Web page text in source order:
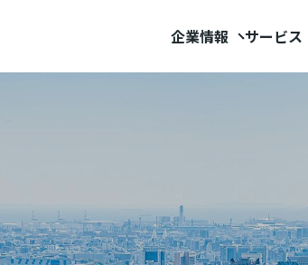
企業情報 サービス